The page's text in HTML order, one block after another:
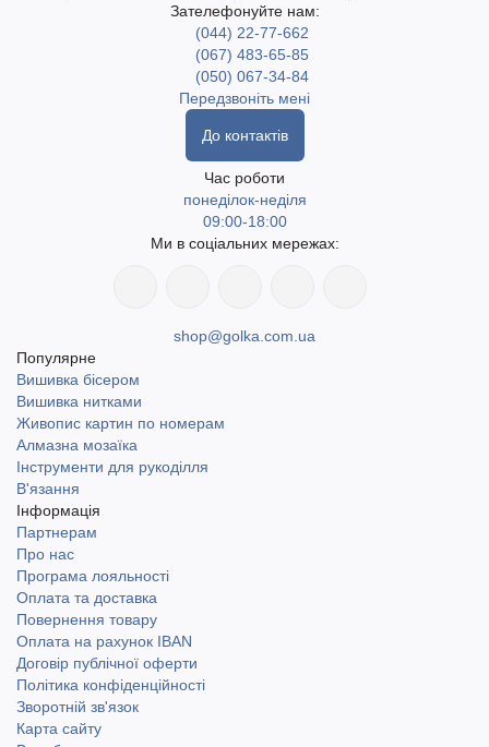
Зателефонуйте нам:
(044) 22-77-662
(067) 483-65-85
(050) 067-34-84
Передзвоніть мені
До контактів
Час роботи
понеділок-неділя
09:00-18:00
Ми в соціальних мережах:
shop@golka.com.ua
Популярне
Вишивка бісером
Вишивка нитками
Живопис картин по номерам
Алмазна мозаїка
Інструменти для рукоділля
В'язання
Інформація
Партнерам
Про нас
Програма лояльності
Оплата та доставка
Повернення товару
Оплата на рахунок IBAN
Договір публічної оферти
Політика конфіденційності
Зворотній зв'язок
Карта сайту